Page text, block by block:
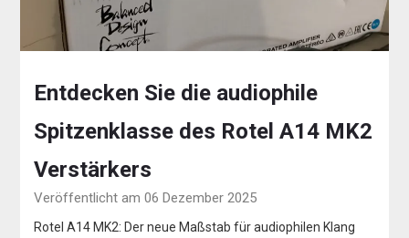
Entdecken Sie die audiophile
Spitzenklasse des Rotel A14 MK2
Verstärkers
Veröffentlicht am 06 Dezember 2025
Rotel A14 MK2: Der neue Maßstab für audiophilen Klang